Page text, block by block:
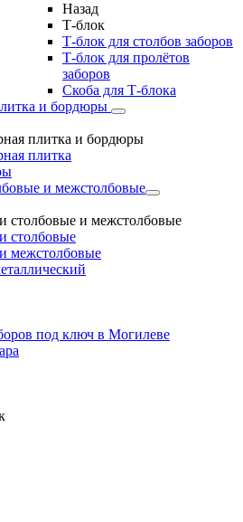
Назад
Т-блок
Т-блок для столбов заборов
Т-блок для пролётов
заборов
Скоба для Т-блока
и бордюры
плитка и бордюры
плитка
и межстолбовые
столбовые и межстолбовые
столбовые
межстолбовые
под ключ в Могилеве